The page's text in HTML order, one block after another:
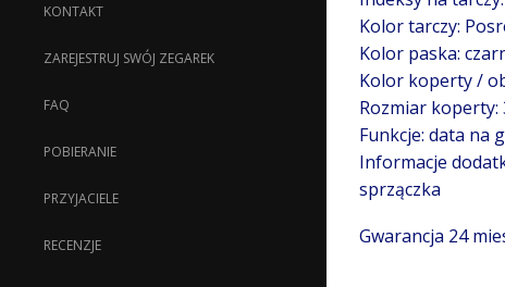
KONTAKT
ZAREJESTRUJ SWÓJ ZEGAREK
FAQ
POBIERANIE
PRZYJACIELE
RECENZJE
Kolor tarczy:
Kolor paska:
Kolor koperty /
Rozmiar koperty:
Funkcje: data na
Informacje
sprzączka
Gwarancja 24